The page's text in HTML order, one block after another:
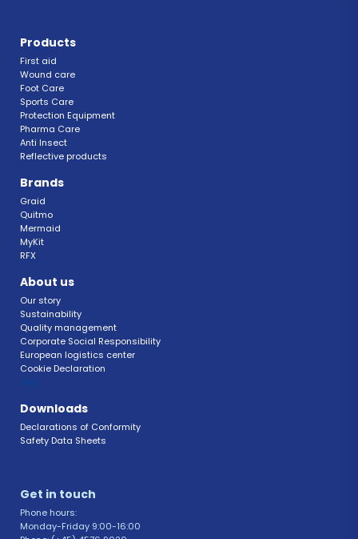
Products
First aid
Wound care
Foot Care
Sports Care
Protection Equipment
Pharma Care
Anti Insect
Reflective products
Brands
Graid
Quitmo
Mermaid
MyKit
RFX
About us
Our story
Sustainability
Quality management
Corporate Social Responsibility
European logistics center
Cookie Declaration
FAQ
Downloads
Declarations of Conformity
Safety Data Sheets
Get in touch
Phone hours:
Monday-Friday 9:00-16:00